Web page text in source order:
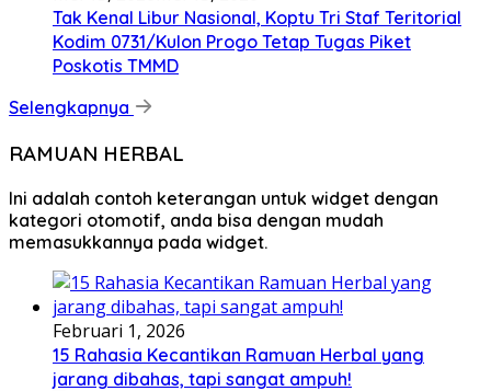
Tak Kenal Libur Nasional, Koptu Tri Staf Teritorial
Kodim 0731/Kulon Progo Tetap Tugas Piket
Poskotis TMMD
Selengkapnya
RAMUAN HERBAL
Ini adalah contoh keterangan untuk widget dengan
kategori otomotif, anda bisa dengan mudah
memasukkannya pada widget.
Februari 1, 2026
15 Rahasia Kecantikan Ramuan Herbal yang
jarang dibahas, tapi sangat ampuh!